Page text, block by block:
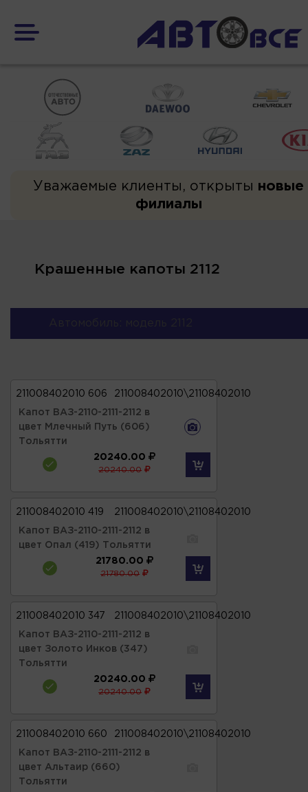
Уважаемые клиенты, открыты новые
филиалы
Крашенные капоты 2112
211008402010 606 211008402010\21108402010
Капот ВАЗ-2110-2111-2112 в
цвет Млечный Путь (606)
Тольятти
20240.00
20240.00
211008402010 419 211008402010\21108402010
Капот ВАЗ-2110-2111-2112 в
цвет Опал (419) Тольятти
21780.00
21780.00
211008402010 347 211008402010\21108402010
Капот ВАЗ-2110-2111-2112 в
цвет Золото Инков (347)
Тольятти
20240.00
20240.00
211008402010 660 211008402010\21108402010
Капот ВАЗ-2110-2111-2112 в
цвет Альтаир (660)
Тольятти